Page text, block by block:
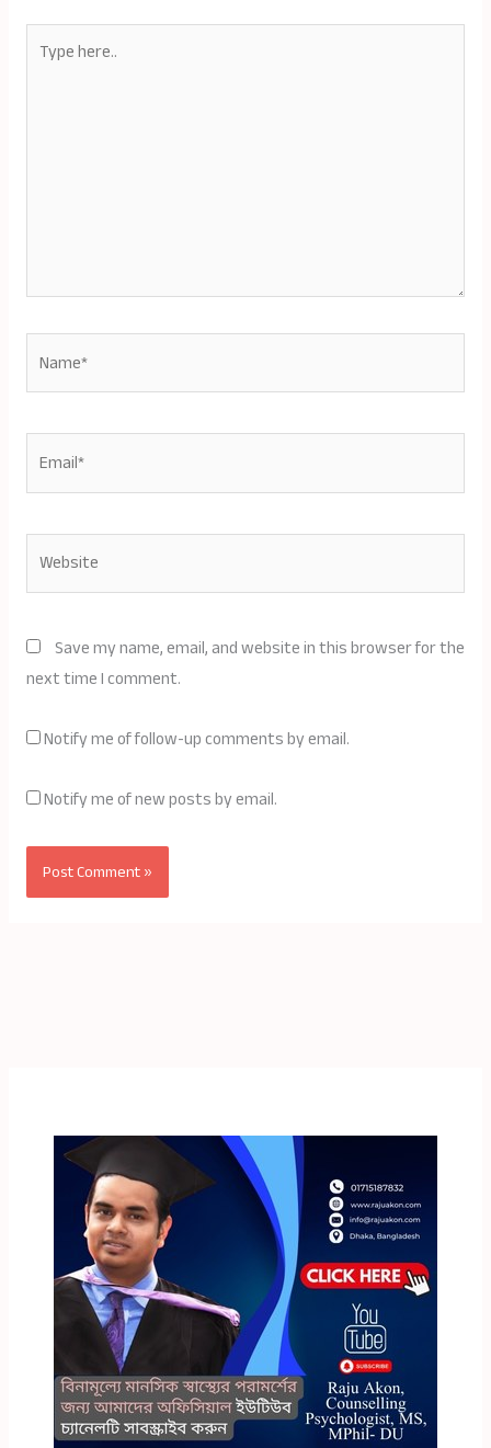
here..
Website
Save my name, email, and website in this browser for the
next time I comment.
Notify me of follow-up comments by email.
Notify me of new posts by email.